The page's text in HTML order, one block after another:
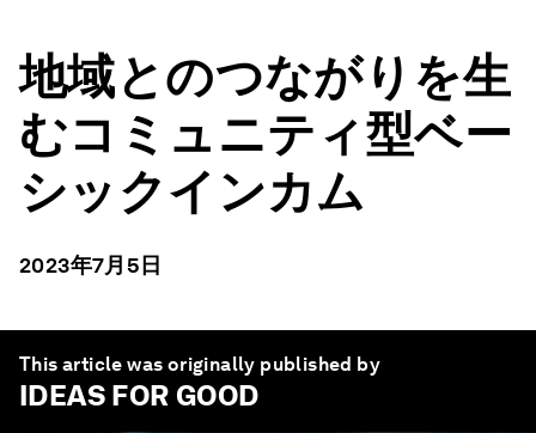
地域とのつながりを生
むコミュニティ型ベー
シックインカム
2023年7月5日
This article was originally published by
IDEAS FOR GOOD